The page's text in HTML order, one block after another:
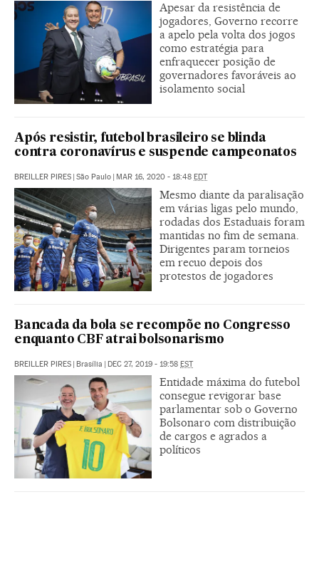
Apesar da resistência de
jogadores, Governo recorre
a apelo pela volta dos jogos
como estratégia para
enfraquecer posição de
governadores favoráveis ao
isolamento social
Após resistir, futebol brasileiro se blinda
contra coronavírus e suspende campeonatos
BREILLER PIRES São Paulo MAR 16, 2020 - 18:48 EDT
Mesmo diante da paralisação
em várias ligas pelo mundo,
rodadas dos Estaduais foram
mantidas no fim de semana.
Dirigentes param torneios
em recuo depois dos
protestos de jogadores
Bancada da bola se recompõe no Congresso
enquanto CBF atrai bolsonarismo
BREILLER PIRES | Brasília | DEC 27, 2019 - 19:58 EST
Entidade máxima do futebol
consegue revigorar base
parlamentar sob o Governo
Bolsonaro com distribuição
de cargos e agrados a
políticos